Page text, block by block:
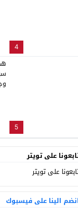
4
5
على تويتر
على تويتر
الينا على فيسبوك